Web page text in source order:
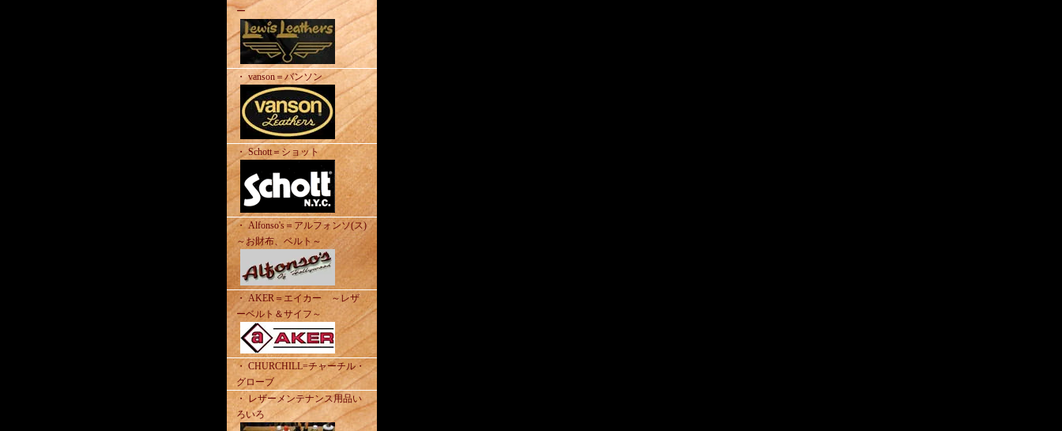
ー
・ vanson＝バンソン
・ Schott＝ショット
・ Alfonso's＝アルフォンソ(ス)
～お財布、ベルト～
・ AKER＝エイカー ～レザ
ーベルト＆サイフ～
・ CHURCHILL=チャーチル・
グローブ
・ レザーメンテナンス用品い
ろいろ